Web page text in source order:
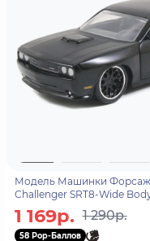
Модель Машинки Форсаж
Challenger SRT8-Wide
1 169р. 1 290р.
58 Pop-Баллов